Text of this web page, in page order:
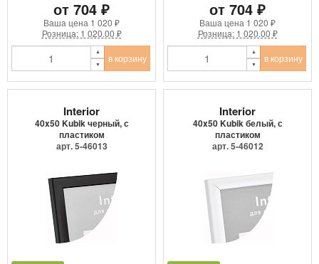
от 704 ₽
Ваша цена 1 020 ₽
Розница: 1 020.00 ₽
в корзину
от 704 ₽
Ваша цена 1 020 ₽
Розница: 1 020.00 ₽
в корзину
Interior
40x50 Kubik черный, с
пластиком
арт. 5-46013
Interior
40x50 Kubik белый, с
пластиком
арт. 5-46012